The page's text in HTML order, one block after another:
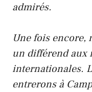
admirés.
Une fois encore,
un différend aux
internationales.
entrerons à